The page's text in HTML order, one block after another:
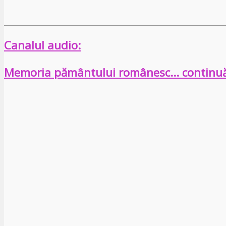
Canalul audio:
Memoria pământului românesc…